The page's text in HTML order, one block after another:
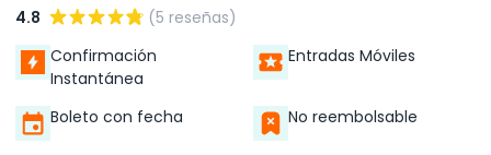
4.8
(5 reseñas)
Confirmación
Instantánea
Entradas Móviles
Boleto con fecha No reembolsable